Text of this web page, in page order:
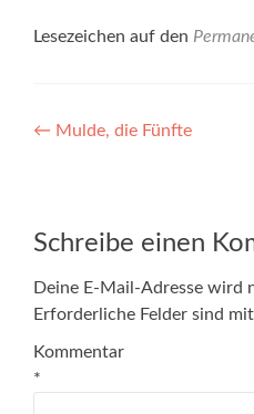
Lesezeichen auf den
← Mulde, die Fünfte
Schreibe einen
Deine E-Mail-Adresse
Erforderliche Felder sind mit
Kommentar
*